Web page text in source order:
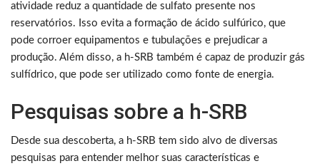
atividade reduz a quantidade de sulfato presente nos
reservatórios. Isso evita a formação de ácido sulfúrico, que
pode corroer equipamentos e tubulações e prejudicar a
produção. Além disso, a h-SRB também é capaz de produzir gás
sulfídrico, que pode ser utilizado como fonte de energia.
Pesquisas sobre a h-SRB
Desde sua descoberta, a h-SRB tem sido alvo de diversas
pesquisas para entender melhor suas características e